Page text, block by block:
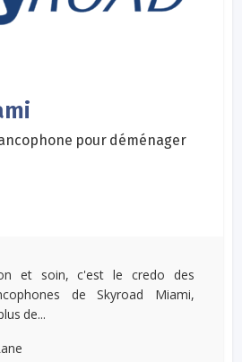
pour déménager
et soin, c'est le credo des
de Skyroad Miami,
de...